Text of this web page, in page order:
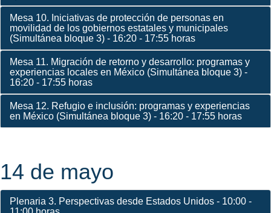
Mesa 10. Iniciativas de protección de personas en
movilidad de los gobiernos estatales y municipales
(Simultánea bloque 3) - 16:20 - 17:55 horas
Mesa 11. Migración de retorno y desarrollo: programas y
experiencias locales en México (Simultánea bloque 3) -
16:20 - 17:55 horas
Mesa 12. Refugio e inclusión: programas y experiencias
en México (Simultánea bloque 3) - 16:20 - 17:55 horas
14 de mayo
Plenaria 3. Perspectivas desde Estados Unidos - 10:00 -